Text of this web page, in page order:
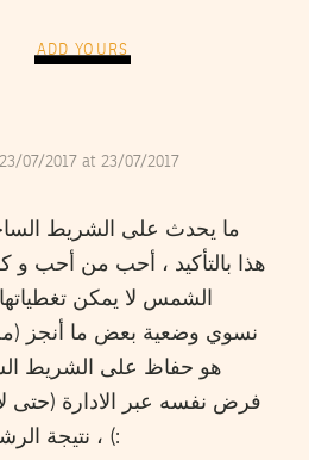
ADD YOURS
07/2017 at 23/07/2017
ما يحدث على الشريط
هذا بالتأكيد ، أحب من أحب و
الشمس لا يمكن تغطياتها
نسوي وضعية بعض ما أنجز
هو حفاظ على الشريط
فرض نفسه عبر الادارة (حتى
) ، نتيجة الرشاوي الكبرى ):